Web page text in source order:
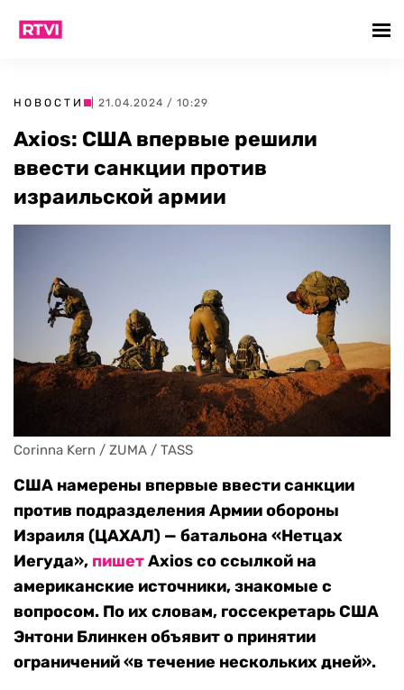
НОВОСТИ | 21.04.2024 / 10:29
Axios: США впервые решили
ввести санкции против
израильской армии
Corinna Kern / ZUMA / TASS
США намерены впервые ввести санкции
против подразделения Армии обороны
Израиля (ЦАХАЛ) — батальона «Нетцах
Иегуда», пишетAxios со ссылкой на
американские источники, знакомые с
вопросом. По их словам, госсекретарь США
Энтони Блинкен объявит о принятии
ограничений «в течение нескольких дней».